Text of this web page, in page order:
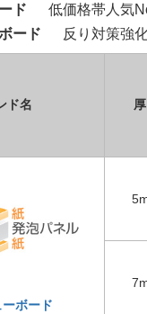
ド
低価格帯人気
ード
反り対策強
ド名
ボード